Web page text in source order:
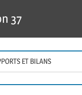
37
ET BILANS